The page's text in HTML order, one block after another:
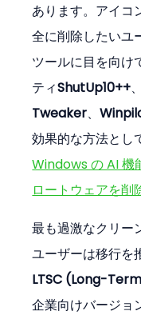
あります。アイコ
全に削除したいユ
ツールに目を向け
ティShutUp10++、
Tweaker、
効果的な方法とし
Windows の AI 機
ロートウェアを削
最も過激なクリー
ユーザーは移行を
LTSC (Long-
企業向けバージョ